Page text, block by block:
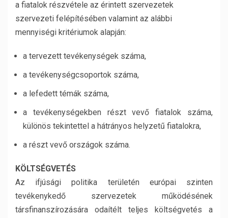
a fiatalok részvétele az érintett szervezetek
szervezeti felépítésében valamint az alábbi
mennyiségi kritériumok alapján:
a tervezett tevékenységek száma,
a tevékenységcsoportok száma,
a lefedett témák száma,
a tevékenységekben részt vevő fiatalok száma,
különös tekintettel a hátrányos helyzetű fiatalokra,
a részt vevő országok száma.
KÖLTSÉGVETÉS
Az ifjúsági politika területén európai szinten
tevékenykedő szervezetek működésének
társfinanszírozására odaítélt teljes költségvetés a